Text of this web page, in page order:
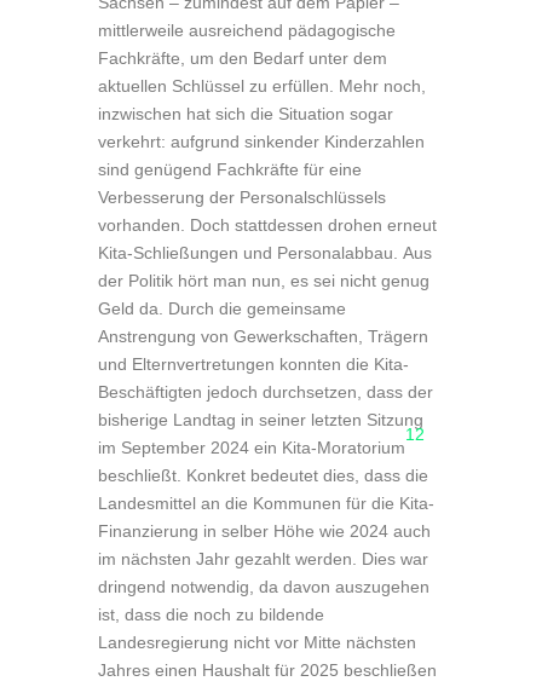
mittlerweile ausreichend pädagogische
Fachkräfte, um den Bedarf unter dem
aktuellen Schlüssel zu erfüllen. Mehr noch,
inzwischen hat sich die Situation sogar
verkehrt: aufgrund sinkender Kinderzahlen
sind genügend Fachkräfte für eine
Verbesserung der Personalschlüssels
vorhanden. Doch stattdessen drohen erneut
Kita-Schließungen und Personalabbau. Aus
der Politik hört man nun, es sei nicht genug
Geld da. Durch die gemeinsame
Anstrengung von Gewerkschaften, Trägern
und Elternvertretungen konnten die Kita-
Beschäftigten jedoch durchsetzen, dass der
bisherige Landtag in seiner letzten Sitzung
im September 2024 ein Kita-Moratorium
12
beschließt. Konkret bedeutet dies, dass die
Landesmittel an die Kommunen für die Kita-
Finanzierung in selber Höhe wie 2024 auch
im nächsten Jahr gezahlt werden. Dies war
dringend notwendig, da davon auszugehen
ist, dass die noch zu bildende
Landesregierung nicht vor Mitte nächsten
Jahres einen Haushalt für 2025 beschließen